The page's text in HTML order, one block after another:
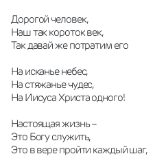
Дорогой человек,
Наш так короток век,
Так давай же потратим его
На исканье небес,
На стяжанье чудес,
На Иисуса Христа одного!
Настоящая жизнь –
Это Богу служить,
Это в вере пройти каждый шаг,